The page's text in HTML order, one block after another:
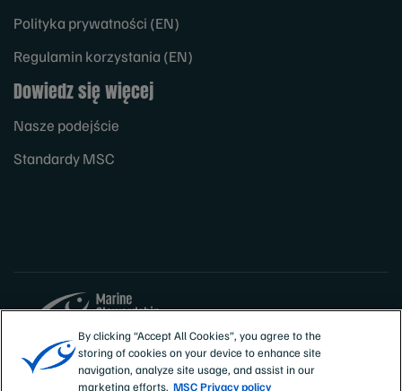
Polityka prywatności (EN)
Regulamin korzystania (EN)
Dowiedz się więcej
Nasze podejście
Standardy MSC
Sites
Polska
By clicking “Accept All Cookies”, you agree to the
storing of cookies on your device to enhance site
navigation, analyze site usage, and assist in our
marketing efforts. MSC Privacy policy